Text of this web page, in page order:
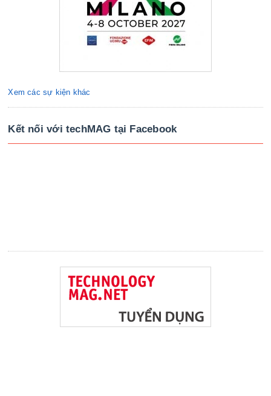
Xem các sự kiện khác
Kết nối với techMAG tại Facebook